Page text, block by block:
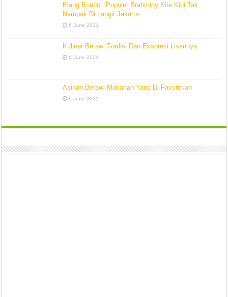
Elang Bondol: Populer Brahminy Kite Kini Tak
Nampak Di Langit Jakarta
6 June 2021
Kuliner Betawi Tradisi Dan Ekspresi Lisannya
6 June 2021
Asinan Betawi Makanan Yang Di Favoritkan
6 June 2021